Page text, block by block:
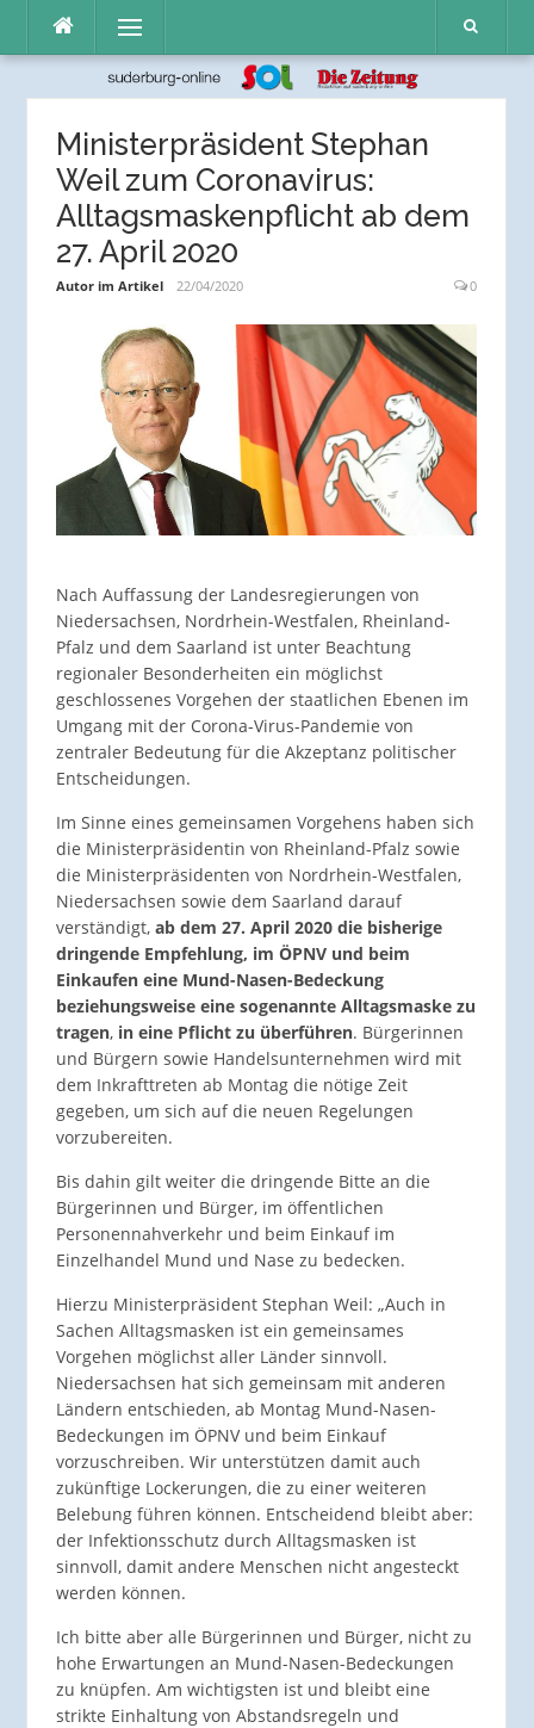
Inhalt
Menü
Ministerpräsident Stephan
Weil zum Coronavirus:
Alltagsmaskenpflicht ab dem
27. April 2020
Autor im Artikel 22/04/2020 0
Nach Auffassung der Landesregierungen von
Niedersachsen, Nordrhein-Westfalen, Rheinland-
Pfalz und dem Saarland ist unter Beachtung
regionaler Besonderheiten ein möglichst
geschlossenes Vorgehen der staatlichen Ebenen im
Umgang mit der Corona-Virus-Pandemie von
zentraler Bedeutung für die Akzeptanz politischer
Entscheidungen.
Im Sinne eines gemeinsamen Vorgehens haben sich
die Ministerpräsidentin von Rheinland-Pfalz sowie
die Ministerpräsidenten von Nordrhein-Westfalen,
Niedersachsen sowie dem Saarland darauf
verständigt, ab dem 27. April 2020 die bisherige
dringende Empfehlung, im ÖPNV und beim
Einkaufen eine Mund-Nasen-Bedeckung
beziehungsweise eine sogenannte Alltagsmaske zu
tragen, in eine Pflicht zu überführen. Bürgerinnen
und Bürgern sowie Handelsunternehmen wird mit
dem Inkrafttreten ab Montag die nötige Zeit
gegeben, um sich auf die neuen Regelungen
vorzubereiten.
Bis dahin gilt weiter die dringende Bitte an die
Bürgerinnen und Bürger, im öffentlichen
Personennahverkehr und beim Einkauf im
Einzelhandel Mund und Nase zu bedecken.
Hierzu Ministerpräsident Stephan Weil: „Auch in
Sachen Alltagsmasken ist ein gemeinsames
Vorgehen möglichst aller Länder sinnvoll.
Niedersachsen hat sich gemeinsam mit anderen
Ländern entschieden, ab Montag Mund-Nasen-
Bedeckungen im ÖPNV und beim Einkauf
vorzuschreiben. Wir unterstützen damit auch
zukünftige Lockerungen, die zu einer weiteren
Belebung führen können. Entscheidend bleibt aber:
der Infektionsschutz durch Alltagsmasken ist
sinnvoll, damit andere Menschen nicht angesteckt
werden können.
Ich bitte aber alle Bürgerinnen und Bürger, nicht zu
hohe Erwartungen an Mund-Nasen-Bedeckungen
zu knüpfen. Am wichtigsten ist und bleibt eine
strikte Einhaltung von Abstandsregeln und